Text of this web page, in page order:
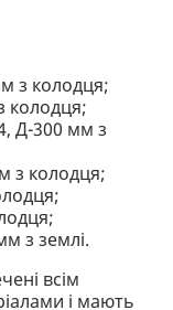
з колодця;
колодця;
Д-300 мм з
з колодця;
з землі.
всім
і мають